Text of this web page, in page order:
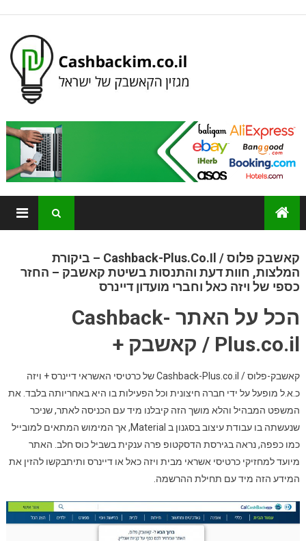
קאשבק פלוס / Cashback-Plus.co.il – ביקורת
המלצות, חוות דעת והתנסות בשיטת קאשבק – החזר
כספי של ויזה כאל וחברי מועדון דיינרס
הכל על האתר Cashback-
Plus.co.il / קאשבק +
קאשבק-פלוס / Cashback-Plus.co.il של כרטיסי האשראי דיינרס + ויזה
כ.א.ל מופעל על ידי חברה חיצונית וכל הפעילות בו היא באחריותה בלבד. את
המשפט המבהיל והלא מושך הזה קיבלנו מיד עם הכניסה לאתר, שניכר
שנעשתה בו עבודת עיצוב בסגנון ב Material, אך המימוש המתאים למובייל
כמו כפפה, נראה בגירסת הדסקטופ פרה ענקית בשביל כוס חלב. האתר
מיועד למחזיקי כרטיסי אשראי מבית ויזה כאל או דיינרס ותיתבקשו להזין את
המידע הזה מיד עם תחילת ההרשמה.